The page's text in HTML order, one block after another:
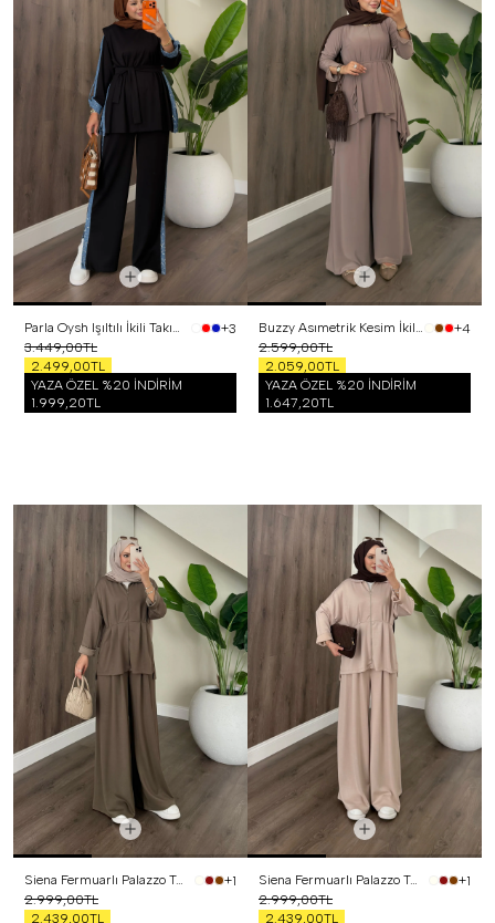
Parla Oysh Işıltılı İkili Takım Siyah
+3
3.449,00TL
2.499,00TL
YAZA ÖZEL %20 İNDİRİM
1.999,20TL
Buzzy Asımetrik Kesim İkili Takım Vizon
+4
2.599,00TL
2.059,00TL
YAZA ÖZEL %20 İNDİRİM
1.647,20TL
Siena Fermuarlı Palazzo Takım Haki
+1
2.999,00TL
2.439,00TL
Siena Fermuarlı Palazzo Takım Bej
+1
2.999,00TL
2.439,00TL